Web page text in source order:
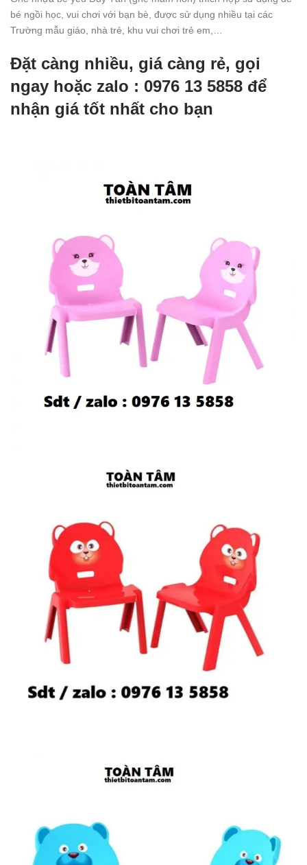
bé ngồi học, vui chơi với bạn bè, được sử dụng nhiều tại các
Trường mẫu giáo, nhà trẻ, khu vui chơi trẻ em,…
Đặt càng nhiều, giá càng rẻ, gọi
ngay hoặc zalo : 0976 13 5858 để
nhận giá tốt nhất cho bạn